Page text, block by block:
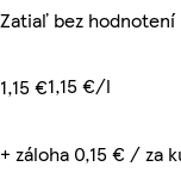
Zatiaľ bez hodnotení
1,15 €1,15 €/l
+ záloha 0,15 € / za